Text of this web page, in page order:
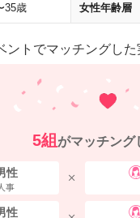
八重洲方面へ進みます。
35歳 女性年齢層
ントでマッチングした
5組がマッチング
性
事
性